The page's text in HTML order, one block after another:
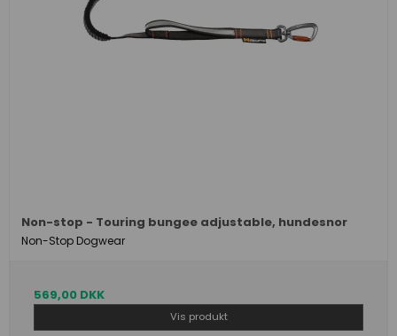
Non-stop - Touring bungee adjustable, hundesnor
Non-Stop Dogwear
569,00 DKK
Vis produkt